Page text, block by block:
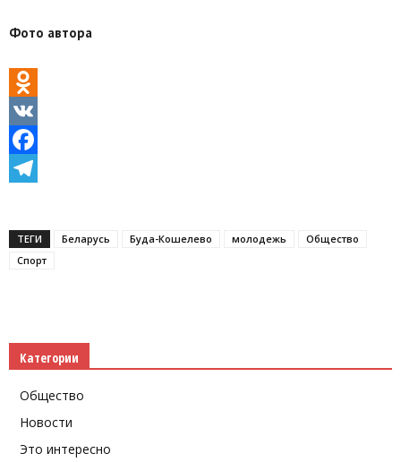
Фото автора
Odnoklassniki
VK
Facebook
ТЕГИ Беларусь Буда-Кошелево молодежь
Общество
Спорт
Категории
Общество
Новости
Это интересно